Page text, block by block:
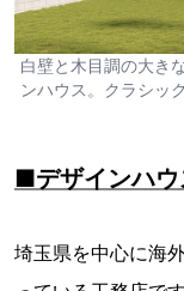
白壁と木目調の大き
ンハウス。クラシッ
■デザインハ
埼玉県を中心に海